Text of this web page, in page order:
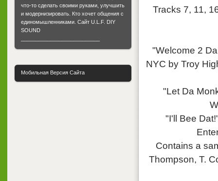
Tracks 7, 11,
"Welcome 2
NYC by Troy
"Let Da
"I'll Bee
Contains a
Thompson, T.
что-то сделать своими руками, улучшить
и модернизировать. Кто хочет общения с
единомышленниками. Cайт U.L.F. DIY
SOUND
Мобильная Версия Сайта